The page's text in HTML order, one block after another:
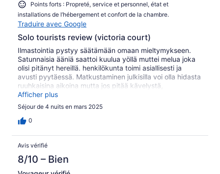
Points forts : Propreté, service et personnel, état et
installations de l’hébergement et confort de la chambre.
Traduire avec Google
Solo tourists review (victoria court)
Ilmastointia pystyy säätämään omaan mieltymykseen.
Satunnaisia ääniä saattoi kuulua yöllä muttei melua joka
olisi pitänyt hereillä. henkilökunta toimi asiallisesti ja
avusti pyytäessä. Matkustaminen julkisilla voi olla hidasta
ruuhkaisina aikoina mutta jos pitää kävelystä,
kohtuullisen matkan päästä löytyy kauppa keskus.
Tilauslistalta löytyy reitti ruoka listalle mistä näkee
minkälaisia aterioita on tilaamassa, aamupala oli täyttävä
nälkäisenä aamuna, joten jos on pieni aamu ruokainen
Afficher plus
Séjour de 4 nuits en mars 2025
0
Avis vérifié
8/10 – Bien